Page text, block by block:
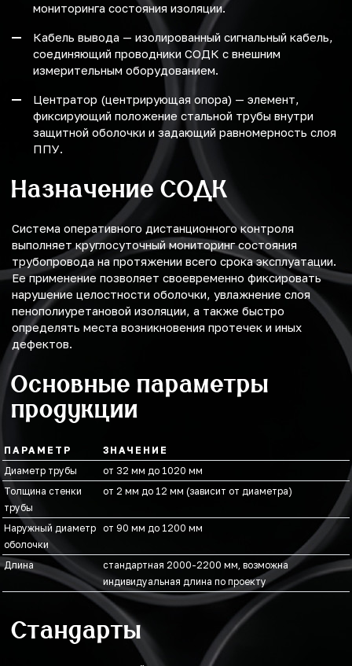
мониторинга состояния изоляции.
Кабель вывода — изолированный сигнальный кабель,
соединяющий проводники СОДК с внешним
измерительным оборудованием.
Центратор (центрирующая опора) — элемент,
фиксирующий положение стальной трубы внутри
защитной оболочки и задающий равномерность слоя
ППУ.
Назначение СОДК
Система оперативного дистанционного контроля
выполняет круглосуточный мониторинг состояния
трубопровода на протяжении всего срока эксплуатации.
Ее применение позволяет своевременно фиксировать
нарушение целостности оболочки, увлажнение слоя
пенополиуретановой изоляции, а также быстро
определять места возникновения протечек и иных
дефектов.
Основные параметры
продукции
ПАРАМЕТР
ЗНАЧЕНИЕ
Диаметр трубы
от 32 мм до 1020 мм
Толщина стенки
трубы
от 2 мм до 12 мм (зависит от диаметра)
Наружный диаметр
оболочки
от 90 мм до 1200 мм
Длина
стандартная 2000-2200 мм, возможна
индивидуальная длина по проекту
Стандарты